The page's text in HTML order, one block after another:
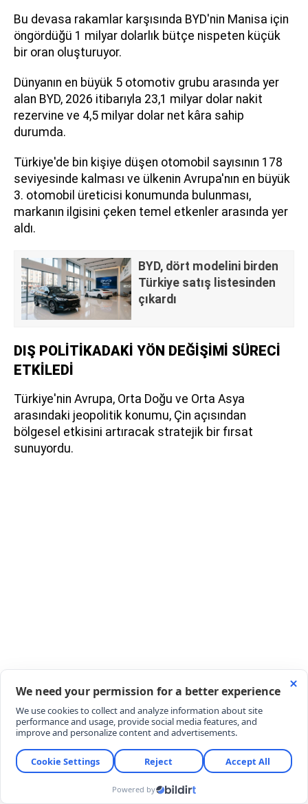
Bu devasa rakamlar karşısında BYD'nin Manisa için
öngördüğü 1 milyar dolarlık bütçe nispeten küçük
bir oran oluşturuyor.
Dünyanın en büyük 5 otomotiv grubu arasında yer
alan BYD, 2026 itibarıyla 23,1 milyar dolar nakit
rezervine ve 4,5 milyar dolar net kâra sahip
durumda.
Türkiye'de bin kişiye düşen otomobil sayısının 178
seviyesinde kalması ve ülkenin Avrupa'nın en büyük
3. otomobil üreticisi konumunda bulunması,
markanın ilgisini çeken temel etkenler arasında yer
aldı.
BYD, dört modelini birden
Türkiye satış listesinden
çıkardı
DIŞ POLİTİKADAKİ YÖN DEĞİŞİMİ SÜRECİ
ETKİLEDİ
Türkiye'nin Avrupa, Orta Doğu ve Orta Asya
arasındaki jeopolitik konumu, Çin açısından
bölgesel etkisini artıracak stratejik bir fırsat
sunuyordu.
Türkiye, 2022 ve 2024 yıllarında Şanghay İş Birliği
Örgütü (ŞİÖ) tam üyelik hedefini duyurmuştu.
Ancak Donald Trump'ın 5 Kasım 2024 tarihinde
yeniden ABD Başkanı seçilmesinin ardından
Ankara'nın dış politika önceliği değişti.